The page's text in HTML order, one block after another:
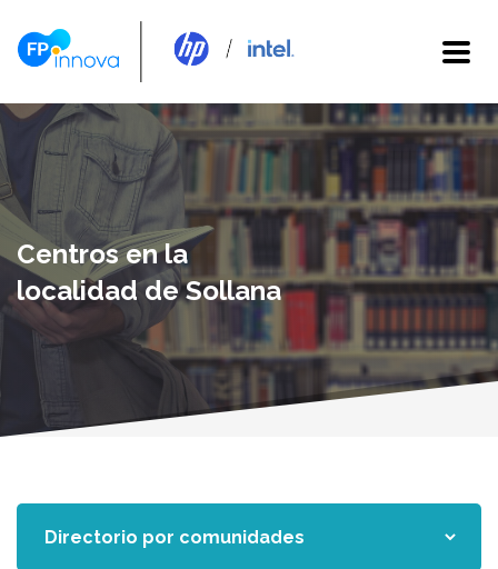
Centros en la
localidad de Sollana